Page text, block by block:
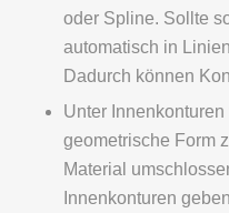
oder Spline. Sollte
automatisch in
Dadurch können
Unter
geometrische Form
Material
Innenkonturen